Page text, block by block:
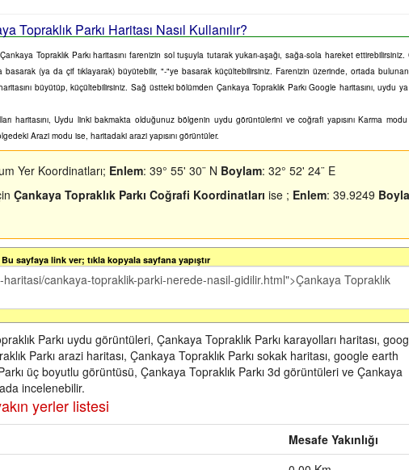
Topraklık Parkı Haritası Nasıl Kullanılır?
Çankaya Topraklık Parkı haritasını farenizin sol tuşuyla tutarak yukarı-aşağı, sağa-sola hareket
basarak (ya da çif tıklayarak) büyütebilir, "-"ye basarak küçültebilirsiniz. Farenizin üzerinde, ortada
büyütüp, küçültebilirsiniz. Sağ üstteki bölümden Çankaya Topraklık Parkı Google haritasını, uydu
haritasını, Uydu linki bakmakta olduğunuz bölgenin uydu görüntülerini ve coğrafi yapısını Karma
Arazi modu ise, haritadaki arazi yapısını görüntüler.
Yer Koordinatları; Enlem: 39° 55' 30¨ N Boylam: 32° 52' 24¨ E
Çankaya Topraklık Parkı Coğrafi Koordinatları ise ; Enlem: 39.9249
Bu sayfaya link ver; tıkla kopyala sayfana yapıştır
Parkı uydu görüntüleri, Çankaya Topraklık Parkı karayolları haritası,
Parkı arazi haritası, Çankaya Topraklık Parkı sokak haritası, google earth
üç boyutlu görüntüsü, Çankaya Topraklık Parkı 3d görüntüleri ve Çankaya
incelenebilir.
yerler listesi
Mesafe Yakınlığı